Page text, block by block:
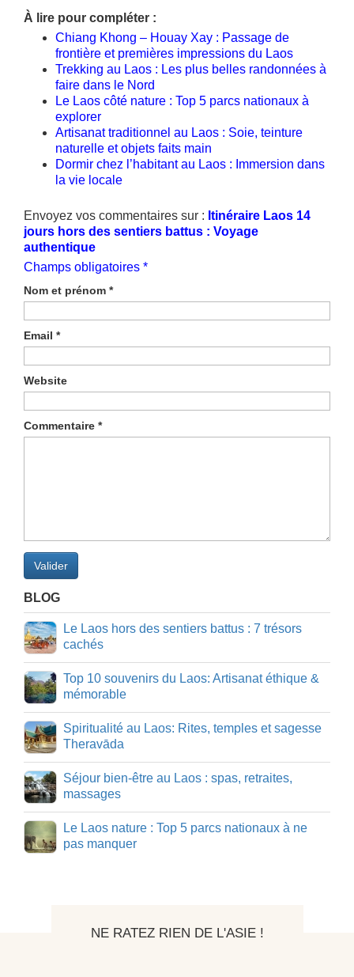
À lire pour compléter :
Chiang Khong – Houay Xay : Passage de
frontière et premières impressions du Laos
Trekking au Laos : Les plus belles randonnées à
faire dans le Nord
Le Laos côté nature : Top 5 parcs nationaux à
explorer
Artisanat traditionnel au Laos : Soie, teinture
naturelle et objets faits main
Dormir chez l’habitant au Laos : Immersion dans
la vie locale
Envoyez vos commentaires sur : Itinéraire Laos 14
jours hors des sentiers battus : Voyage
authentique
Champs obligatoires *
Nom et prénom *
Email *
Website
Commentaire *
Valider
BLOG
Le Laos hors des sentiers battus : 7 trésors
cachés
Top 10 souvenirs du Laos: Artisanat éthique &
mémorable
Spiritualité au Laos: Rites, temples et sagesse
Theravāda
Séjour bien-être au Laos : spas, retraites,
massages
Le Laos nature : Top 5 parcs nationaux à ne
pas manquer
NE RATEZ RIEN DE L'ASIE !